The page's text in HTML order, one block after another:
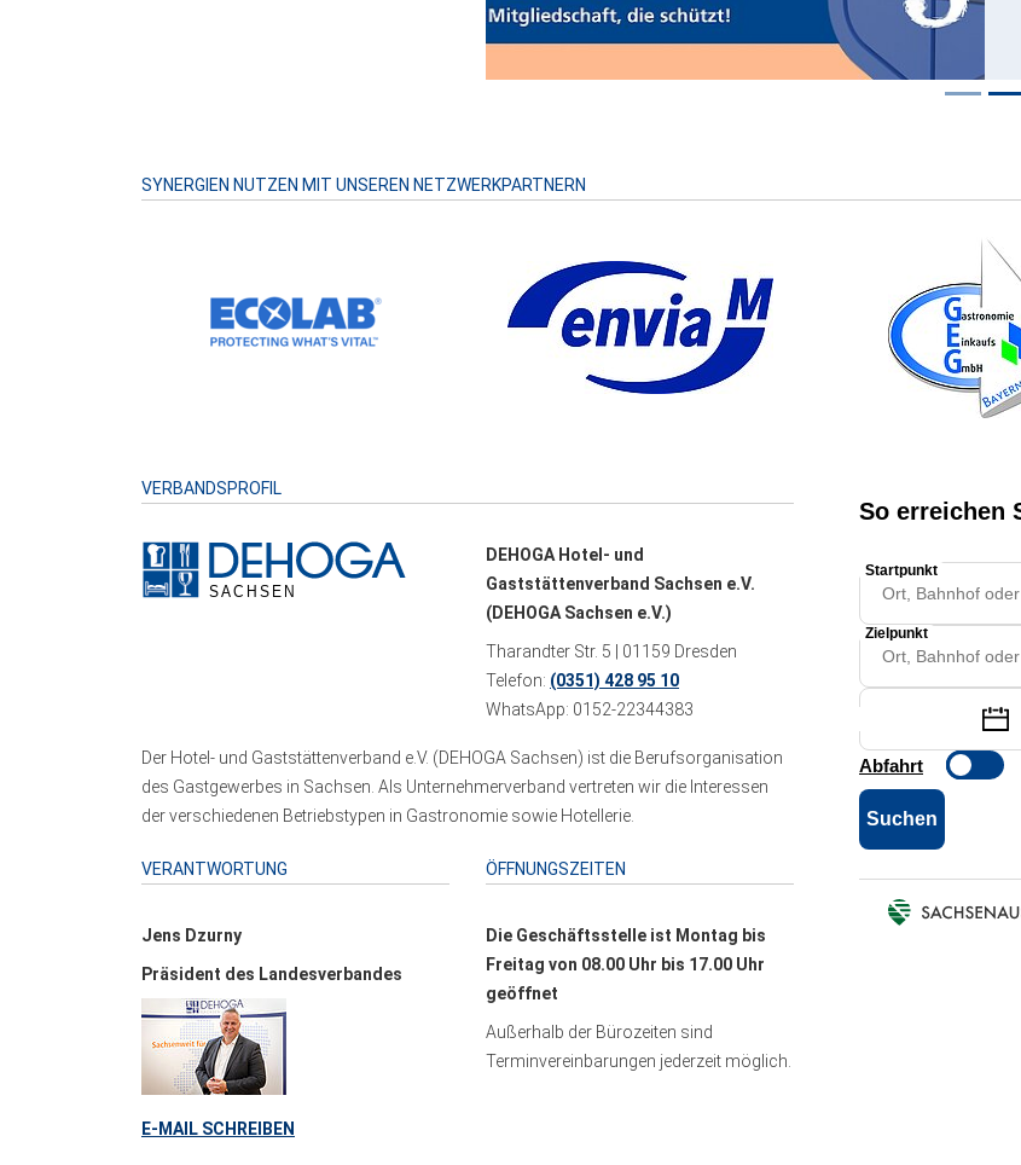
SYNERGIEN NUTZEN MIT UNSEREN NETZWERKPARTNERN
VERBANDSPROFIL
DEHOGA Hotel- und
Gaststättenverband Sachsen e.V.
(DEHOGA Sachsen e.V.)
Tharandter Str. 5 | 01159 Dresden
Telefon: (0351) 428 95 10
WhatsApp: 0152-22344383
Der Hotel- und Gaststättenverband e.V. (DEHOGA Sachsen) ist die Berufsorganisation
des Gastgewerbes in Sachsen. Als Unternehmerverband vertreten wir die Interessen
der verschiedenen Betriebstypen in Gastronomie sowie Hotellerie.
VERANTWORTUNG
Jens Dzurny
Präsident des Landesverbandes
E-MAIL SCHREIBEN
ÖFFNUNGSZEITEN
Die Geschäftsstelle ist Montag bis
Freitag von 08.00 Uhr bis 17.00 Uhr
geöffnet
Außerhalb der Bürozeiten sind
Terminvereinbarungen jederzeit möglich.